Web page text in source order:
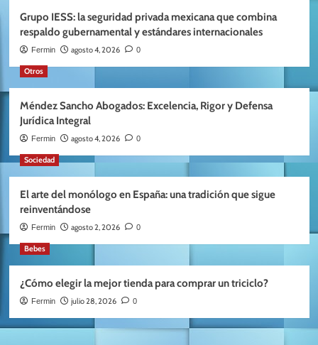
Grupo IESS: la seguridad privada mexicana que combina
respaldo gubernamental y estándares internacionales
Fermin agosto 4, 2026 0
Otros
Méndez Sancho Abogados: Excelencia, Rigor y Defensa
Jurídica Integral
Fermin agosto 4, 2026 0
Sociedad
El arte del monólogo en España: una tradición que sigue
reinventándose
Fermin agosto 2, 2026 0
Bebes
¿Cómo elegir la mejor tienda para comprar un triciclo?
Fermin julio 28, 2026 0